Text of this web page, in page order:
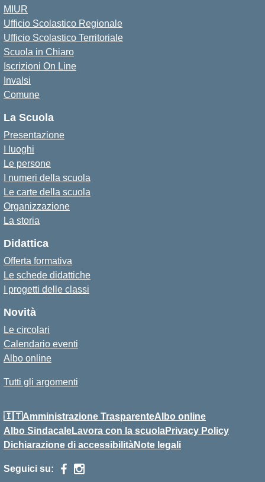
MIUR
Ufficio Scolastico Regionale
Ufficio Scolastico Territoriale
Scuola in Chiaro
Iscrizioni On Line
Invalsi
Comune
La Scuola
Presentazione
I luoghi
Le persone
I numeri della scuola
Le carte della scuola
Organizzazione
La storia
Didattica
Offerta formativa
Le schede didattiche
I progetti delle classi
Novità
Le circolari
Calendario eventi
Albo online
Tutti gli argomenti
🇮🇹Amministrazione TrasparenteAlbo online
Albo SindacaleLavora con la scuolaPrivacy Policy
Dichiarazione di accessibilitàNote legali
Seguici su: